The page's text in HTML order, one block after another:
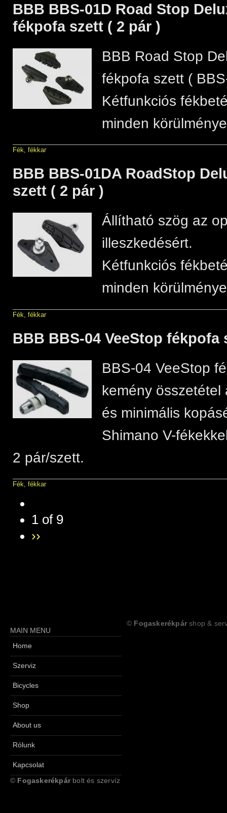
BBB BBS-01D Road Stop
fékpofa szett ( 2 pár )
BBB Road Stop
fékpofa szett (
Kétfunkciós
minden
Fék, fékkar
BBB BBS-01DA RoadStop
szett ( 2 pár )
Állítható szög az
illeszkedésért.
Kétfunkciós
minden
Fék, fékkar
BBB BBS-04 VeeStop fékpofa
BBS-04 VeeStop
kemény összetétel
és minimális
Shimano V-
2 pár/szett.
Fék, fékkar
1 of 9
››
MAIN MENU
Home
Szerviz
Bicycles
Shop
About us
Rólunk
Kapcsolat
© Fogaskerékpár shop &
© Fogaskerékpárbolt és szervíz